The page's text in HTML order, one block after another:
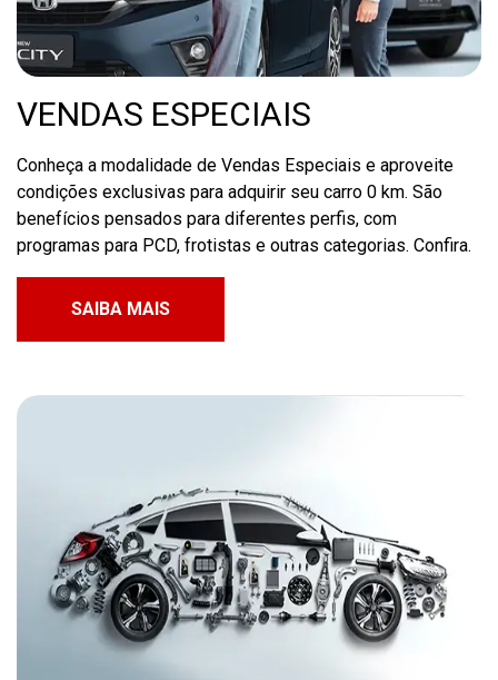
VENDAS ESPECIAIS
Conheça a modalidade de Vendas Especiais e aproveite
condições exclusivas para adquirir seu carro 0 km. São
benefícios pensados para diferentes perfis, com
programas para PCD, frotistas e outras categorias. Confira.
SAIBA MAIS